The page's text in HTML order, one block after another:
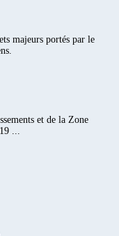
majeurs portés par le
et de la Zone
...